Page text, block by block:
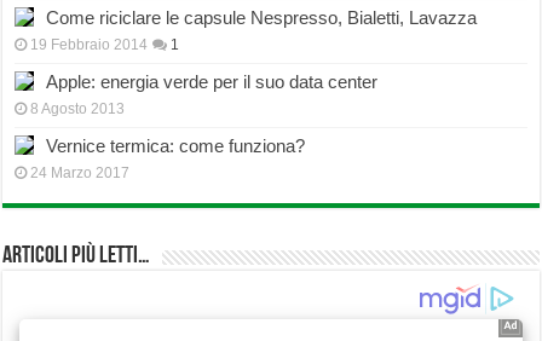
Come riciclare le capsule Nespresso, Bialetti, Lavazza
19 Febbraio 2014 1
Apple: energia verde per il suo data center
8 Agosto 2013
Vernice termica: come funziona?
24 Marzo 2017
Articoli più Letti…